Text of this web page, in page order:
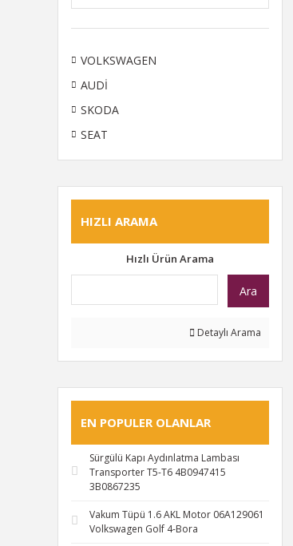
VOLKSWAGEN
AUDİ
SKODA
SEAT
HIZLI ARAMA
Hızlı Ürün Arama
Ara
Detaylı Arama
EN POPULER OLANLAR
Sürgülü Kapı Aydınlatma Lambası
Transporter T5-T6 4B0947415
3B0867235
Vakum Tüpü 1.6 AKL Motor 06A129061
Volkswagen Golf 4-Bora